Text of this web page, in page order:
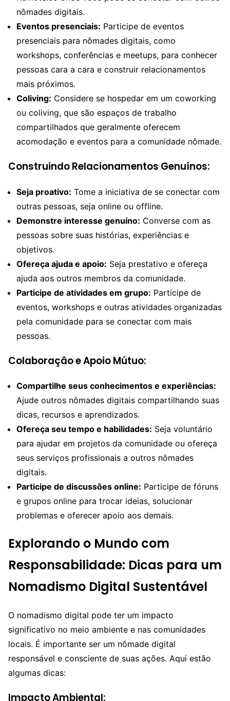
nômades digitais.
Eventos presenciais: Participe de eventos
presenciais para nômades digitais, como
workshops, conferências e meetups, para conhecer
pessoas cara a cara e construir relacionamentos
mais próximos.
Coliving: Considere se hospedar em um coworking
ou coliving, que são espaços de trabalho
compartilhados que geralmente oferecem
acomodação e eventos para a comunidade nômade.
Construindo Relacionamentos Genuínos:
Seja proativo: Tome a iniciativa de se conectar com
outras pessoas, seja online ou offline.
Demonstre interesse genuíno: Converse com as
pessoas sobre suas histórias, experiências e
objetivos.
Ofereça ajuda e apoio: Seja prestativo e ofereça
ajuda aos outros membros da comunidade.
Participe de atividades em grupo: Participe de
eventos, workshops e outras atividades organizadas
pela comunidade para se conectar com mais
pessoas.
Colaboração e Apoio Mútuo:
Compartilhe seus conhecimentos e experiências:
Ajude outros nômades digitais compartilhando suas
dicas, recursos e aprendizados.
Ofereça seu tempo e habilidades: Seja voluntário
para ajudar em projetos da comunidade ou ofereça
seus serviços profissionais a outros nômades
digitais.
Participe de discussões online: Participe de fóruns
e grupos online para trocar ideias, solucionar
problemas e oferecer apoio aos demais.
Explorando o Mundo com
Responsabilidade: Dicas para um
Nomadismo Digital Sustentável
O nomadismo digital pode ter um impacto
significativo no meio ambiente e nas comunidades
locais. É importante ser um nômade digital
responsável e consciente de suas ações. Aqui estão
algumas dicas:
Impacto Ambiental: